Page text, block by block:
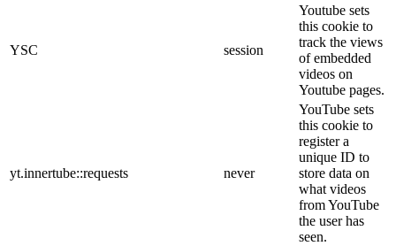
YSC session
Youtube sets
this cookie to
track the views
of embedded
videos on
Youtube pages.
yt.innertube::requests never
YouTube sets
this cookie to
register a
unique ID to
store data on
what videos
from YouTube
the user has
seen.